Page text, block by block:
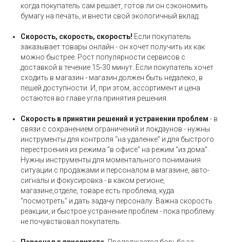
когда покупатель сам решает, готов ли он сэкономить
бумагу на печать, и внести свой экологичный вклад.
Скорость, скорость, скорость! Если покупатель
заказывает товары онлайн - он хочет получить их как
можно быстрее. Рост популярности сервисов с
доставкой в течение 15-30 минут. Если покупатель хочет
сходить в магазин - магазин должен быть недалеко, в
пешей доступности. И, при этом, ассортимент и цена
остаются во главе угла принятия решения.
Скорость в принятии решений и устранении проблем - в
связи с сохранением ограничений и локдаунов - нужны
инструменты для контроля “на удаленке” и для быстрого
перестроения из режима “в офисе” на режим “из дома”.
Нужны инструменты для моментального понимания
ситуации с продажами и персоналом в магазине, авто-
сигналы и фокусировка - в каком регионе,
магазине,отделе, товаре есть проблема, куда
“посмотреть” и дать задачу персоналу. Важна скорость
реакции, и быстрое устранение проблем - пока проблему
не почувствовал покупатель.